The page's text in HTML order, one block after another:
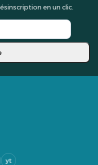
en un clic.
yt